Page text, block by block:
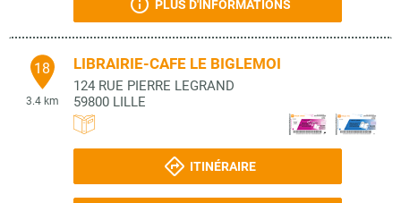
PLUS D'INFORMATIONS
18
3.4 km
LIBRAIRIE-CAFE LE BIGLEMOI
124 RUE PIERRE LEGRAND
59800 LILLE
ITINÉRAIRE